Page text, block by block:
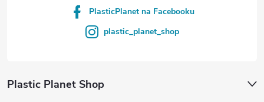
PlasticPlanet na Facebooku
plastic_planet_shop
Plastic Planet Shop